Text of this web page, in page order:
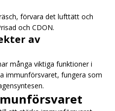
förvara det lufttätt och
och CDON.
av
många viktiga funktioner i
immunförsvaret, fungera som